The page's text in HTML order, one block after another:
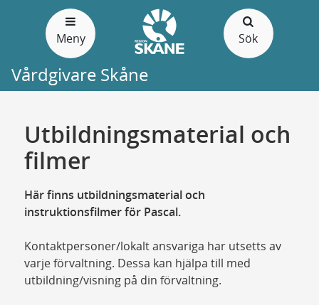
Meny Sök
Vårdgivare Skåne
Utbildningsmaterial och
filmer
Här finns utbildningsmaterial och
instruktionsfilmer för Pascal.
Kontaktpersoner/lokalt ansvariga har utsetts av
varje förvaltning. Dessa kan hjälpa till med
utbildning/visning på din förvaltning.